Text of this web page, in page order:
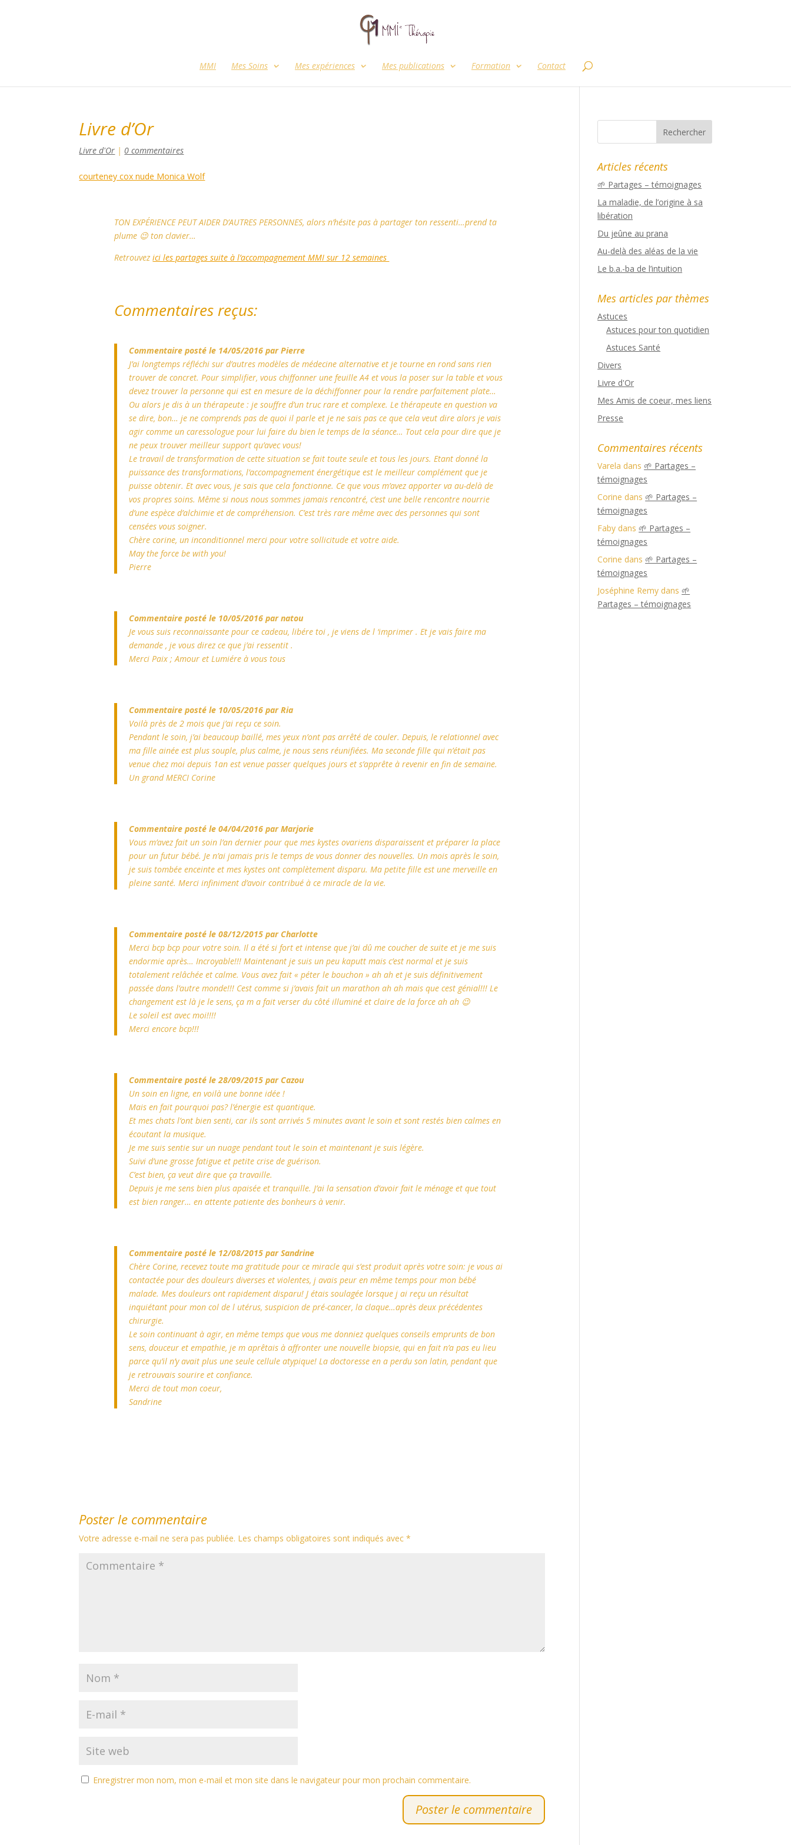
MMI Mes Soins Mes expériences Mes publications Formation Contact
Livre d’Or
Livre d'Or |0 commentaires
courteney cox nude Monica Wolf
TON EXPÉRIENCE PEUT AIDER D’AUTRES PERSONNES, alors n’hésite pas à partager ton ressenti…prend ta
plume 😉 ton clavier…
Retrouvezici les partages suite à l’accompagnement MMI sur 12 semaines
Commentaires reçus:
Commentaire posté le 14/05/2016 par Pierre
J’ai longtemps réfléchi sur d’autres modèles de médecine alternative et je tourne en rond sans rien
trouver de concret. Pour simplifier, vous chiffonner une feuille A4 et vous la poser sur la table et vous
devez trouver la personne qui est en mesure de la déchiffonner pour la rendre parfaitement plate…
Ou alors je dis à un thérapeute : je souffre d’un truc rare et complexe. Le thérapeute en question va
se dire, bon… je ne comprends pas de quoi il parle et je ne sais pas ce que cela veut dire alors je vais
agir comme un caressologue pour lui faire du bien le temps de la séance… Tout cela pour dire que je
ne peux trouver meilleur support qu’avec vous!
Le travail de transformation de cette situation se fait toute seule et tous les jours. Etant donné la
puissance des transformations, l’accompagnement énergétique est le meilleur complément que je
puisse obtenir. Et avec vous, je sais que cela fonctionne. Ce que vous m’avez apporter va au-delà de
vos propres soins. Même si nous nous sommes jamais rencontré, c’est une belle rencontre nourrie
d’une espèce d’alchimie et de compréhension. C’est très rare même avec des personnes qui sont
censées vous soigner.
Chère corine, un inconditionnel merci pour votre sollicitude et votre aide.
May the force be with you!
Pierre
Commentaire posté le 10/05/2016 par natou
Je vous suis reconnaissante pour ce cadeau, libére toi , je viens de l ‘imprimer . Et je vais faire ma
demande , je vous direz ce que j’ai ressentit .
Merci Paix ; Amour et Lumiére à vous tous
Commentaire posté le 10/05/2016 par Ria
Voilà près de 2 mois que j’ai reçu ce soin.
Pendant le soin, j’ai beaucoup baillé, mes yeux n’ont pas arrêté de couler. Depuis, le relationnel avec
ma fille ainée est plus souple, plus calme, je nous sens réunifiées. Ma seconde fille qui n’était pas
venue chez moi depuis 1an est venue passer quelques jours et s’apprête à revenir en fin de semaine.
Un grand MERCI Corine
Commentaire posté le 04/04/2016 par Marjorie
Vous m’avez fait un soin l’an dernier pour que mes kystes ovariens disparaissent et préparer la place
pour un futur bébé. Je n’ai jamais pris le temps de vous donner des nouvelles. Un mois après le soin,
je suis tombée enceinte et mes kystes ont complètement disparu. Ma petite fille est une merveille en
pleine santé. Merci infiniment d’avoir contribué à ce miracle de la vie.
Commentaire posté le 08/12/2015 par Charlotte
Merci bcp bcp pour votre soin. Il a été si fort et intense que j’ai dû me coucher de suite et je me suis
endormie après… Incroyable!!! Maintenant je suis un peu kaputt mais c’est normal et je suis
totalement relâchée et calme. Vous avez fait « péter le bouchon » ah ah et je suis définitivement
passée dans l’autre monde!!! Cest comme si j’avais fait un marathon ah ah mais que cest génial!!! Le
changement est là je le sens, ça m a fait verser du côté illuminé et claire de la force ah ah 😉
Le soleil est avec moi!!!!
Merci encore bcp!!!
Commentaire posté le 28/09/2015 par Cazou
Un soin en ligne, en voilà une bonne idée !
Mais en fait pourquoi pas? l’énergie est quantique.
Et mes chats l’ont bien senti, car ils sont arrivés 5 minutes avant le soin et sont restés bien calmes en
écoutant la musique.
Je me suis sentie sur un nuage pendant tout le soin et maintenant je suis légère.
Suivi d’une grosse fatigue et petite crise de guérison.
C’est bien, ça veut dire que ça travaille.
Depuis je me sens bien plus apaisée et tranquille. J’ai la sensation d’avoir fait le ménage et que tout
est bien ranger… en attente patiente des bonheurs à venir.
Commentaire posté le 12/08/2015 par Sandrine
Chère Corine, recevez toute ma gratitude pour ce miracle qui s’est produit après votre soin: je vous ai
contactée pour des douleurs diverses et violentes, j avais peur en même temps pour mon bébé
malade. Mes douleurs ont rapidement disparu! J étais soulagée lorsque j ai reçu un résultat
inquiétant pour mon col de l utérus, suspicion de pré-cancer, la claque…après deux précédentes
chirurgie.
Le soin continuant à agir, en même temps que vous me donniez quelques conseils emprunts de bon
sens, douceur et empathie, je m aprêtais à affronter une nouvelle biopsie, qui en fait n’a pas eu lieu
parce qu’il n’y avait plus une seule cellule atypique! La doctoresse en a perdu son latin, pendant que
je retrouvais sourire et confiance.
Merci de tout mon coeur,
Sandrine
Poster le commentaire
Votre adresse e-mail ne sera pas publiée. Les champs obligatoires sont indiqués avec*
Enregistrer mon nom, mon e-mail et mon site dans le navigateur pour mon prochain commentaire.
Articles récents
🌱 Partages – témoignages
La maladie, de l’origine à sa
libération
Du jeûne au prana
Au-delà des aléas de la vie
Le b.a.-ba de l’intuition
Mes articles par thèmes
Astuces
Astuces pour ton quotidien
Astuces Santé
Divers
Livre d'Or
Mes Amis de coeur, mes liens
Presse
Commentaires récents
Varela dans 🌱 Partages –
témoignages
Corine dans 🌱 Partages –
témoignages
Faby dans 🌱 Partages –
témoignages
Corine dans 🌱 Partages –
témoignages
Joséphine Remy dans 🌱
Partages – témoignages